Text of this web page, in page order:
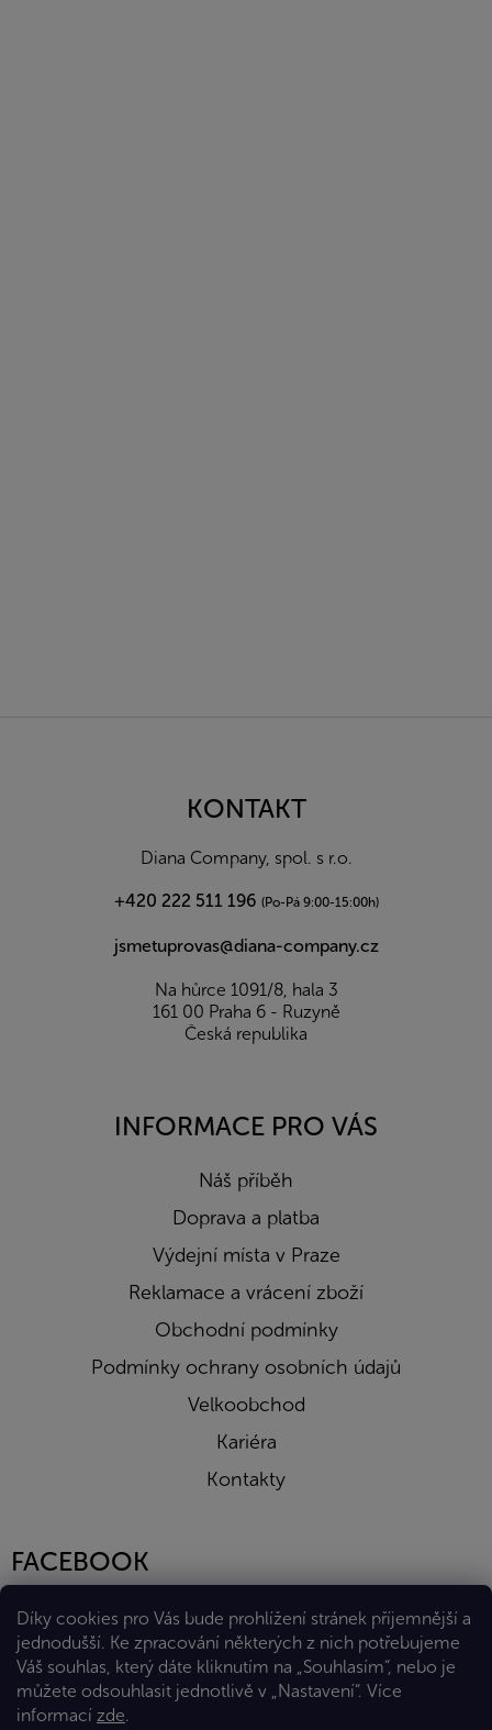
Díky cookies pro Vás bude prohlížení stránek příjemnější a
jednodušší. Ke zpracování některých z nich potřebujeme
Váš souhlas, který dáte kliknutím na „Souhlasím“, nebo je
můžete odsouhlasit jednotlivě v „Nastavení“. Více
informací zde.
KONTAKT
Diana Company, spol. s r.o.
+420 222 511 196 (Po-Pá 9:00-15:00h)
jsmetuprovas@diana-company.cz
Na hůrce 1091/8, hala 3
161 00 Praha 6 - Ruzyně
Česká republika
INFORMACE PRO VÁS
Náš příběh
Doprava a platba
Výdejní místa v Praze
Reklamace a vrácení zboží
Obchodní podmínky
Podmínky ochrany osobních údajů
Velkoobchod
Kariéra
Kontakty
FACEBOOK